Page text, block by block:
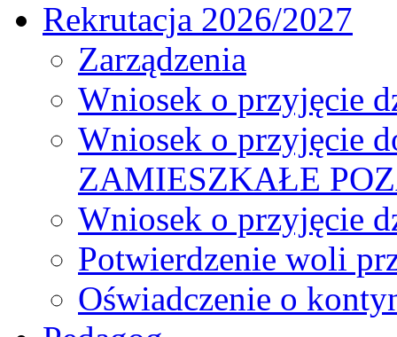
Rekrutacja 2026/2027
Zarządzenia
Wniosek o przyjęcie
Wniosek o przyjęcie
ZAMIESZKAŁE
Wniosek o przyjęcie
Potwierdzenie woli
Oświadczenie o